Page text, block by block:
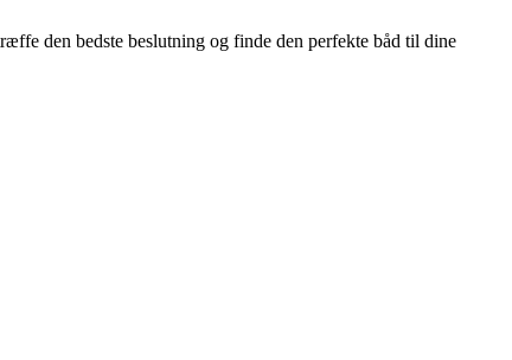
den bedste beslutning og finde den perfekte båd til dine